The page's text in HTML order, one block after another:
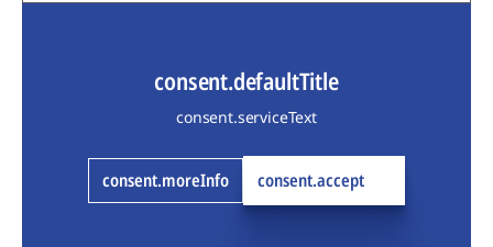
consent.defaultTitle
consent.serviceText
consent.moreInfo consent.accept